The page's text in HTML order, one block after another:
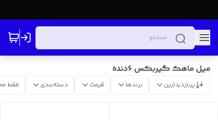
میل ماهک گیربکس ۶دنده
پربازدیدترین برندها قیمت دسته‌بندی فقط